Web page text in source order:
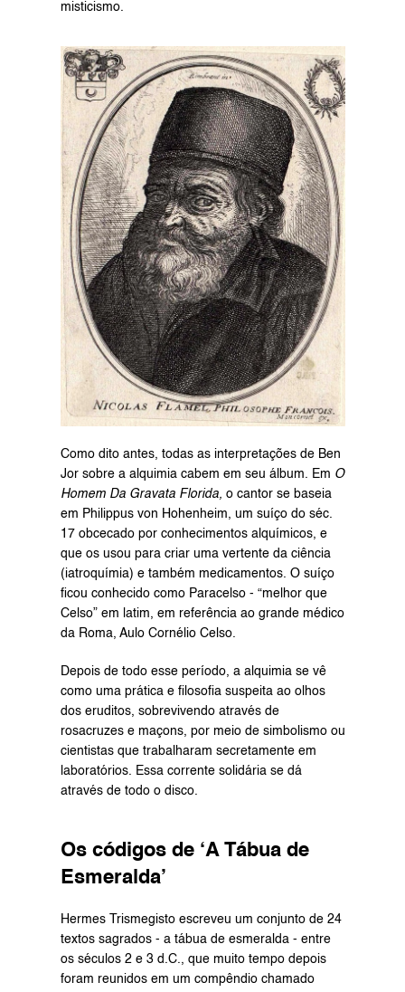
misticismo.
Como dito antes, todas as interpretações de Ben
Jor sobre a alquimia cabem em seu álbum. Em O
Homem Da Gravata Florida, o cantor se baseia
em Philippus von Hohenheim, um suíço do séc.
17 obcecado por conhecimentos alquímicos, e
que os usou para criar uma vertente da ciência
(iatroquímia) e também medicamentos. O suíço
ficou conhecido como Paracelso - “melhor que
Celso” em latim, em referência ao grande médico
da Roma, Aulo Cornélio Celso.
Depois de todo esse período, a alquimia se vê
como uma prática e filosofia suspeita ao olhos
dos eruditos, sobrevivendo através de
rosacruzes e maçons, por meio de simbolismo ou
cientistas que trabalharam secretamente em
laboratórios. Essa corrente solidária se dá
através de todo o disco.
Os códigos de ‘A Tábua de
Esmeralda’
Hermes Trismegisto escreveu um conjunto de 24
textos sagrados - a tábua de esmeralda - entre
os séculos 2 e 3 d.C., que muito tempo depois
foram reunidos em um compêndio chamado